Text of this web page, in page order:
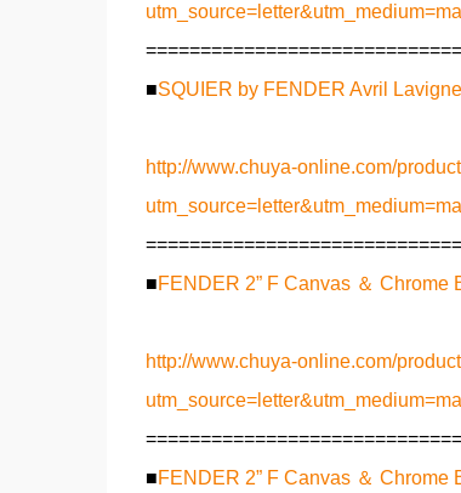
■SQUIER by FENDER Avril
http://www.chuya-online.com/
■FENDER 2” F Canvas ＆ Chrome
http://www.chuya-online.com/
■FENDER 2” F Canvas ＆ Chrome